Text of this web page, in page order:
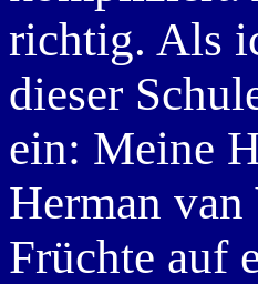
richtig. Als
dieser
ein: Meine
Herman
Früchte auf